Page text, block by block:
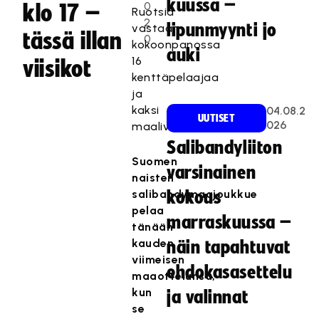
klo 17 –
tässä illan
viisikot
0
2
0
Ruotsia
vastaan
kokoonpanossa
16
kenttäpelaajaa
ja
kaksi
maalivahtia.
Suomen
naisten
salibandymaajoukkue
pelaa
tänään
kauden
viimeisen
maaottelunsa,
kun
se
kuussa –
lipunmyynti jo
auki
UUTISET
04.08.2
026
Salibandyliiton
varsinainen
kokous
marraskuussa –
näin tapahtuvat
ehdokasasettelu
ja valinnat